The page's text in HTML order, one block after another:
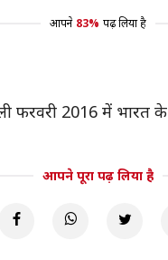
आपने 83% पढ़ लिया है
फरवरी 2016 में भारत
आपने पूरा पढ़ लिया है